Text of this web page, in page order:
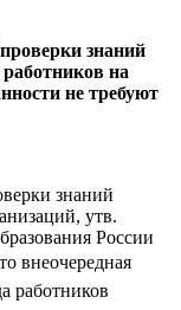
знаний
на
не требуют
знаний
утв.
России
внеочередная
работников